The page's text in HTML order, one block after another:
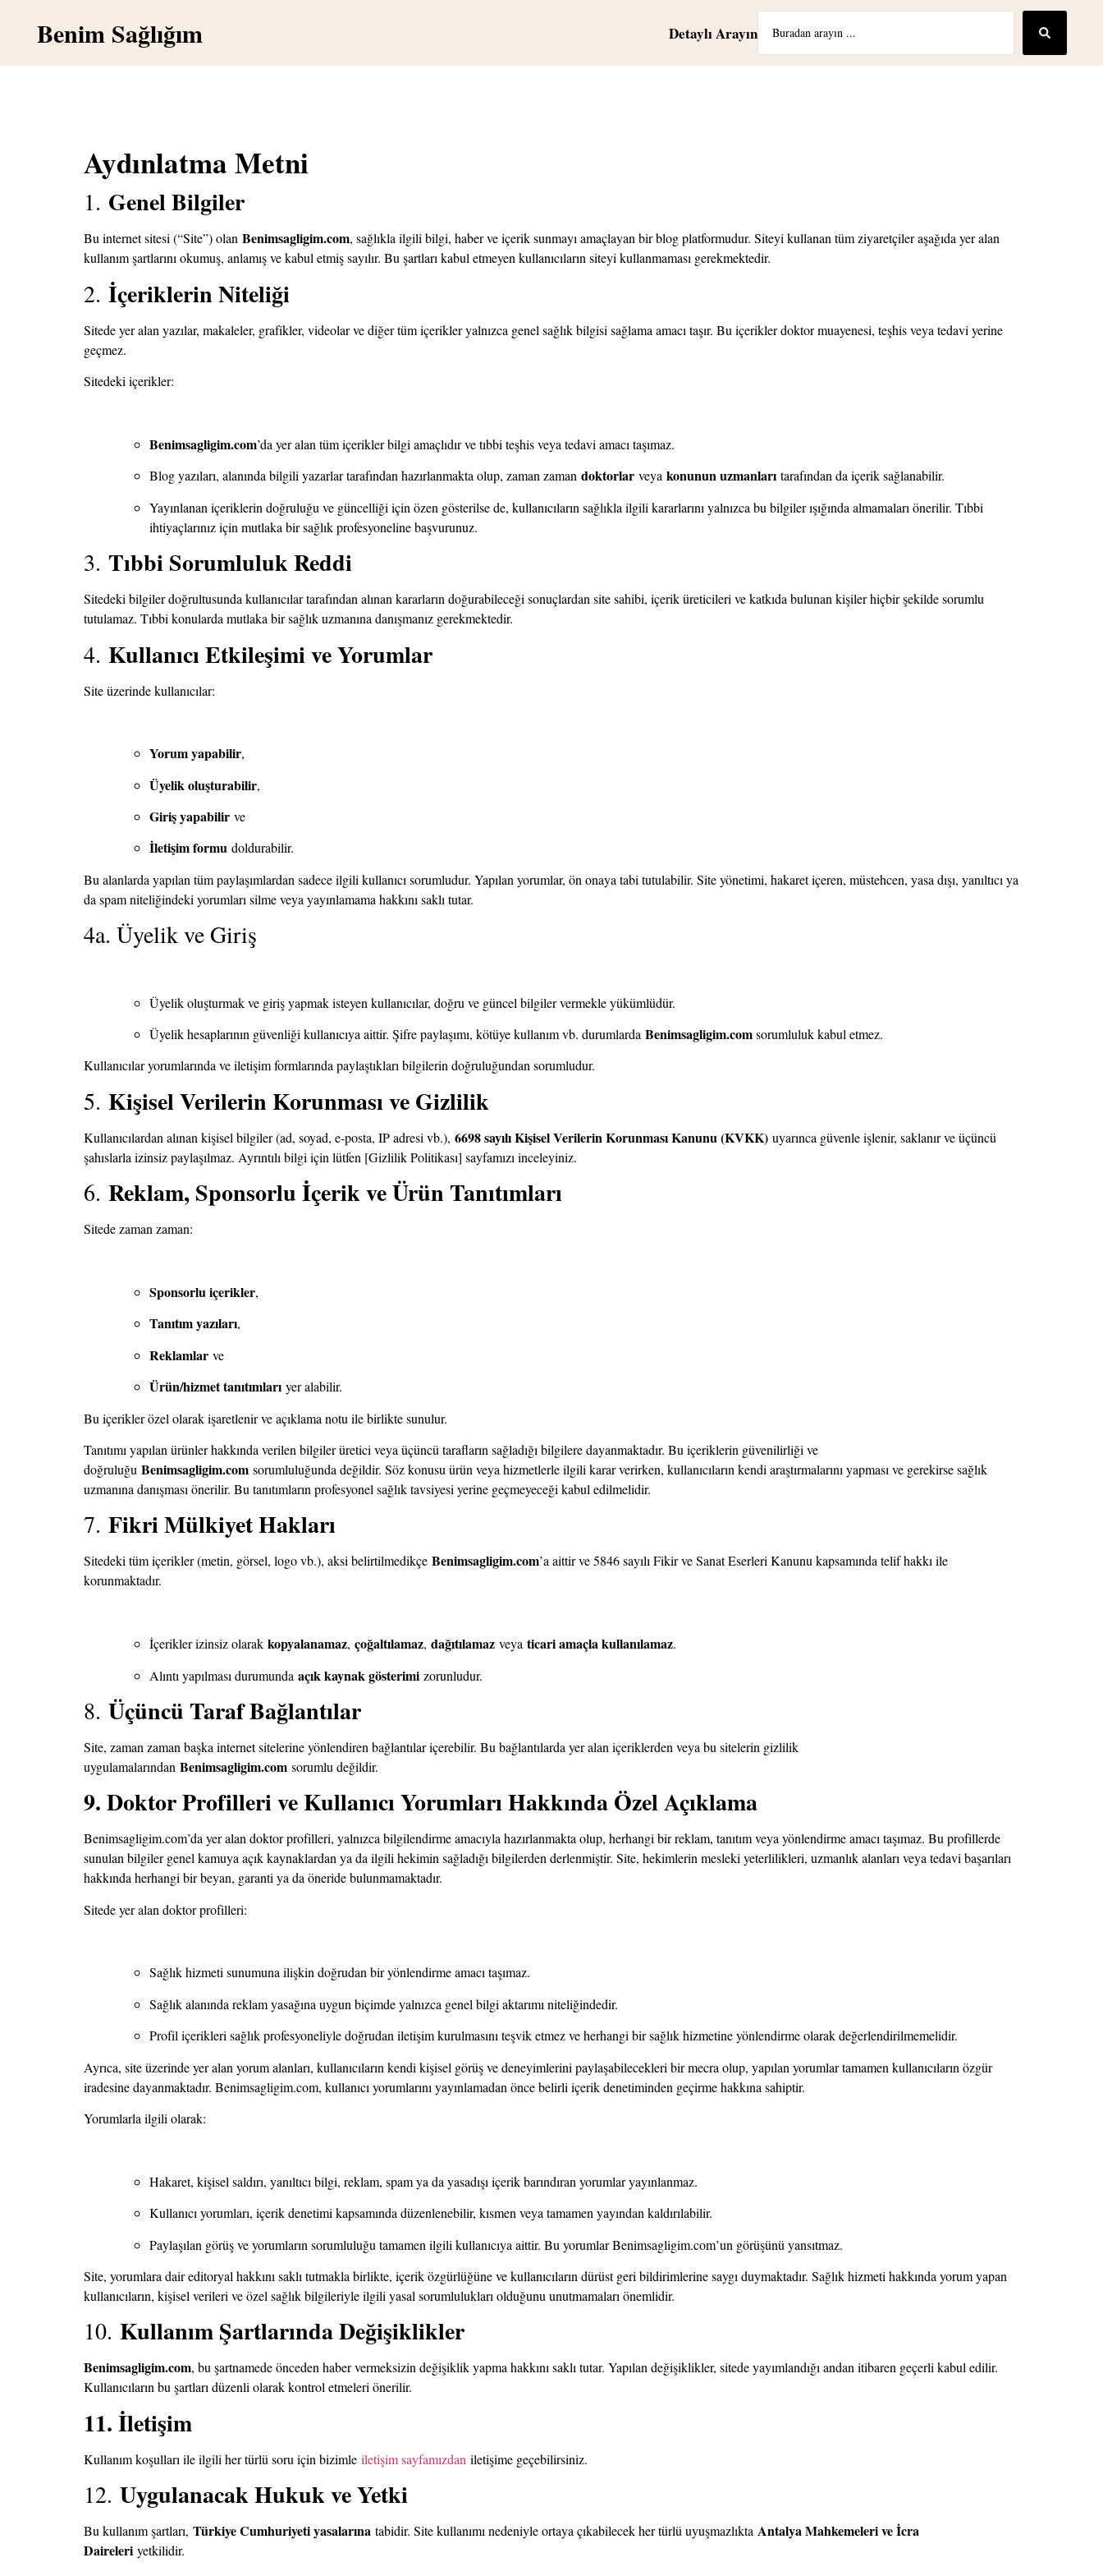
Benim Sağlığım Detaylı Arayın
Aydınlatma Metni
1. Genel Bilgiler
Bu internet sitesi (“Site”) olan Benimsagligim.com, sağlıkla ilgili bilgi, haber ve içerik sunmayı amaçlayan bir blog platformudur. Siteyi kullanan tüm ziyaretçiler aşağıda yer alan
kullanım şartlarını okumuş, anlamış ve kabul etmiş sayılır. Bu şartları kabul etmeyen kullanıcıların siteyi kullanmaması gerekmektedir.
2. İçeriklerin Niteliği
Sitede yer alan yazılar, makaleler, grafikler, videolar ve diğer tüm içerikler yalnızca genel sağlık bilgisi sağlama amacı taşır. Bu içerikler doktor muayenesi, teşhis veya tedavi yerine
geçmez.
Sitedeki içerikler:
Benimsagligim.com’da yer alan tüm içerikler bilgi amaçlıdır ve tıbbi teşhis veya tedavi amacı taşımaz.
Blog yazıları, alanında bilgili yazarlar tarafından hazırlanmakta olup, zaman zaman doktorlar veya konunun uzmanları tarafından da içerik sağlanabilir.
Yayınlanan içeriklerin doğruluğu ve güncelliği için özen gösterilse de, kullanıcıların sağlıkla ilgili kararlarını yalnızca bu bilgiler ışığında almamaları önerilir. Tıbbi
ihtiyaçlarınız için mutlaka bir sağlık profesyoneline başvurunuz.
3. Tıbbi Sorumluluk Reddi
Sitedeki bilgiler doğrultusunda kullanıcılar tarafından alınan kararların doğurabileceği sonuçlardan site sahibi, içerik üreticileri ve katkıda bulunan kişiler hiçbir şekilde sorumlu
tutulamaz. Tıbbi konularda mutlaka bir sağlık uzmanına danışmanız gerekmektedir.
4. Kullanıcı Etkileşimi ve Yorumlar
Site üzerinde kullanıcılar:
Yorum yapabilir,
Üyelik oluşturabilir,
Giriş yapabilir ve
İletişim formu doldurabilir.
Bu alanlarda yapılan tüm paylaşımlardan sadece ilgili kullanıcı sorumludur. Yapılan yorumlar, ön onaya tabi tutulabilir. Site yönetimi, hakaret içeren, müstehcen, yasa dışı, yanıltıcı ya
da spam niteliğindeki yorumları silme veya yayınlamama hakkını saklı tutar.
4a. Üyelik ve Giriş
Üyelik oluşturmak ve giriş yapmak isteyen kullanıcılar, doğru ve güncel bilgiler vermekle yükümlüdür.
Üyelik hesaplarının güvenliği kullanıcıya aittir. Şifre paylaşımı, kötüye kullanım vb. durumlarda Benimsagligim.comsorumluluk kabul etmez.
Kullanıcılar yorumlarında ve iletişim formlarında paylaştıkları bilgilerin doğruluğundan sorumludur.
5. Kişisel Verilerin Korunması ve Gizlilik
Kullanıcılardan alınan kişisel bilgiler (ad, soyad, e-posta, IP adresi vb.), 6698 sayılı Kişisel Verilerin Korunması Kanunu (KVKK) uyarınca güvenle işlenir, saklanır ve üçüncü
şahıslarla izinsiz paylaşılmaz. Ayrıntılı bilgi için lütfen [Gizlilik Politikası] sayfamızı inceleyiniz.
6. Reklam, Sponsorlu İçerik ve Ürün Tanıtımları
Sitede zaman zaman:
Sponsorlu içerikler,
Tanıtım yazıları,
Reklamlar ve
Ürün/hizmet tanıtımları yer alabilir.
Bu içerikler özel olarak işaretlenir ve açıklama notu ile birlikte sunulur.
Tanıtımı yapılan ürünler hakkında verilen bilgiler üretici veya üçüncü tarafların sağladığı bilgilere dayanmaktadır. Bu içeriklerin güvenilirliği ve
doğruluğu Benimsagligim.com sorumluluğunda değildir. Söz konusu ürün veya hizmetlerle ilgili karar verirken, kullanıcıların kendi araştırmalarını yapması ve gerekirse sağlık
uzmanına danışması önerilir. Bu tanıtımların profesyonel sağlık tavsiyesi yerine geçmeyeceği kabul edilmelidir.
7. Fikri Mülkiyet Hakları
Sitedeki tüm içerikler (metin, görsel, logo vb.), aksi belirtilmedikçe Benimsagligim.com’a aittir ve 5846 sayılı Fikir ve Sanat Eserleri Kanunu kapsamında telif hakkı ile
korunmaktadır.
İçerikler izinsiz olarak kopyalanamaz, çoğaltılamaz, dağıtılamaz veya ticari amaçla kullanılamaz.
Alıntı yapılması durumunda açık kaynak gösterimi zorunludur.
8. Üçüncü Taraf Bağlantılar
Site, zaman zaman başka internet sitelerine yönlendiren bağlantılar içerebilir. Bu bağlantılarda yer alan içeriklerden veya bu sitelerin gizlilik
uygulamalarından Benimsagligim.com sorumlu değildir.
9. Doktor Profilleri ve Kullanıcı Yorumları Hakkında Özel Açıklama
Benimsagligim.com’da yer alan doktor profilleri, yalnızca bilgilendirme amacıyla hazırlanmakta olup, herhangi bir reklam, tanıtım veya yönlendirme amacı taşımaz. Bu profillerde
sunulan bilgiler genel kamuya açık kaynaklardan ya da ilgili hekimin sağladığı bilgilerden derlenmiştir. Site, hekimlerin mesleki yeterlilikleri, uzmanlık alanları veya tedavi başarıları
hakkında herhangi bir beyan, garanti ya da öneride bulunmamaktadır.
Sitede yer alan doktor profilleri:
Sağlık hizmeti sunumuna ilişkin doğrudan bir yönlendirme amacı taşımaz.
Sağlık alanında reklam yasağına uygun biçimde yalnızca genel bilgi aktarımı niteliğindedir.
Profil içerikleri sağlık profesyoneliyle doğrudan iletişim kurulmasını teşvik etmez ve herhangi bir sağlık hizmetine yönlendirme olarak değerlendirilmemelidir.
Ayrıca, site üzerinde yer alan yorum alanları, kullanıcıların kendi kişisel görüş ve deneyimlerini paylaşabilecekleri bir mecra olup, yapılan yorumlar tamamen kullanıcıların özgür
iradesine dayanmaktadır. Benimsagligim.com, kullanıcı yorumlarını yayınlamadan önce belirli içerik denetiminden geçirme hakkına sahiptir.
Yorumlarla ilgili olarak:
Hakaret, kişisel saldırı, yanıltıcı bilgi, reklam, spam ya da yasadışı içerik barındıran yorumlar yayınlanmaz.
Kullanıcı yorumları, içerik denetimi kapsamında düzenlenebilir, kısmen veya tamamen yayından kaldırılabilir.
Paylaşılan görüş ve yorumların sorumluluğu tamamen ilgili kullanıcıya aittir. Bu yorumlar Benimsagligim.com’un görüşünü yansıtmaz.
Site, yorumlara dair editoryal hakkını saklı tutmakla birlikte, içerik özgürlüğüne ve kullanıcıların dürüst geri bildirimlerine saygı duymaktadır. Sağlık hizmeti hakkında yorum yapan
kullanıcıların, kişisel verileri ve özel sağlık bilgileriyle ilgili yasal sorumlulukları olduğunu unutmamaları önemlidir.
10. Kullanım Şartlarında Değişiklikler
Benimsagligim.com, bu şartnamede önceden haber vermeksizin değişiklik yapma hakkını saklı tutar. Yapılan değişiklikler, sitede yayımlandığı andan itibaren geçerli kabul edilir.
Kullanıcıların bu şartları düzenli olarak kontrol etmeleri önerilir.
11. İletişim
Kullanım koşulları ile ilgili her türlü soru için bizimle iletişim sayfamızdan iletişime geçebilirsiniz.
12. Uygulanacak Hukuk ve Yetki
Bu kullanım şartları, Türkiye Cumhuriyeti yasalarına tabidir. Site kullanımı nedeniyle ortaya çıkabilecek her türlü uyuşmazlıkta Antalya Mahkemeleri ve İcra
Daireleri yetkilidir.